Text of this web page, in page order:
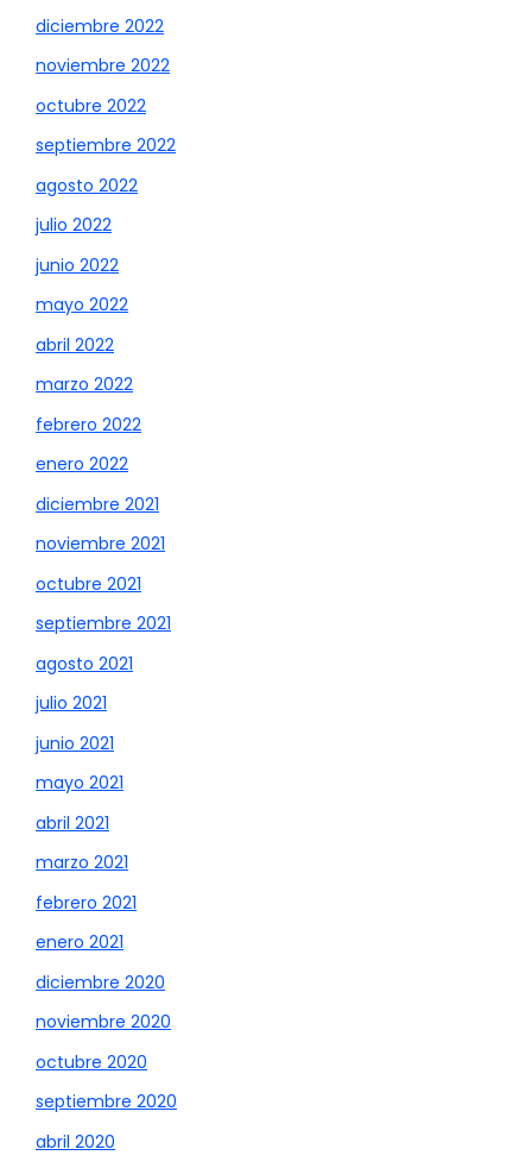
diciembre 2022
noviembre 2022
octubre 2022
septiembre 2022
agosto 2022
julio 2022
junio 2022
mayo 2022
abril 2022
marzo 2022
febrero 2022
enero 2022
diciembre 2021
noviembre 2021
octubre 2021
septiembre 2021
agosto 2021
julio 2021
junio 2021
mayo 2021
abril 2021
marzo 2021
febrero 2021
enero 2021
diciembre 2020
noviembre 2020
octubre 2020
septiembre 2020
abril 2020